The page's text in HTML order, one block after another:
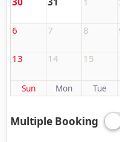
6 7 8
13 14 15
Sun Mon Tue
Multiple Booking